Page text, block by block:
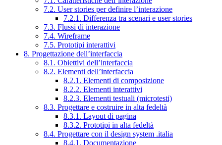
7.2. User stories per definire l’interazione
7.2.1. Differenza tra scenari e user stories
7.3. Flussi di interazione
7.4. Wireframe
7.5. Prototipi interattivi
8. Progettazione dell’interfaccia
8.1. Obiettivi dell’interfaccia
8.2. Elementi dell’interfaccia
8.2.1. Elementi di composizione
8.2.2. Elementi interattivi
8.2.3. Elementi testuali (microtesti)
8.3. Progettare e costruire in alta fedeltà
8.3.1. Layout di pagina
8.3.2. Prototipi in alta fedeltà
8.4. Progettare con il design system .italia
8.4.1. Documentazione